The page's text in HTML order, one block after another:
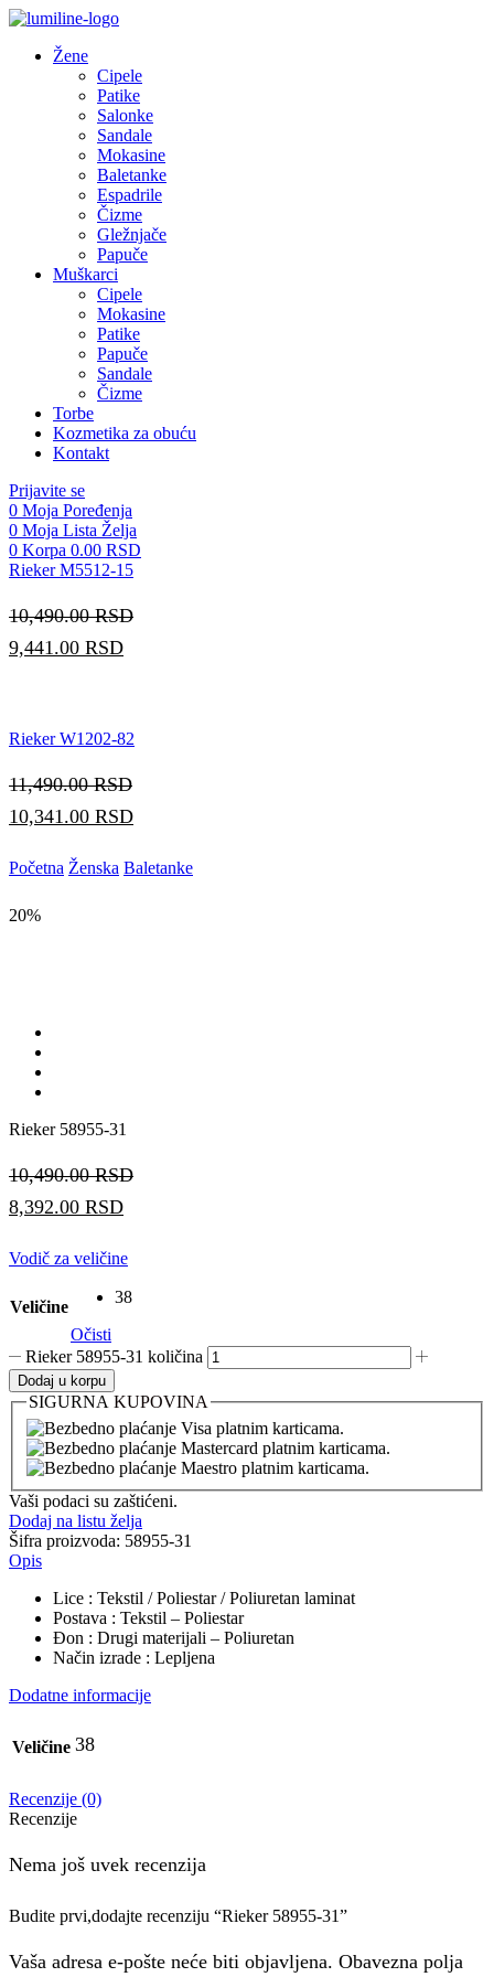
Žene
Cipele
Patike
Salonke
Sandale
Mokasine
Baletanke
Espadrile
Čizme
Gležnjače
Papuče
Muškarci
Cipele
Mokasine
Patike
Papuče
Sandale
Čizme
Torbe
Kozmetika za obuću
Kontakt
Prijavite se
0 Moja Poređenja
0 Moja Lista Želja
0 Korpa 0.00 RSD
Rieker M5512-15
10,490.00RSD
9,441.00 RSD
Rieker W1202-82
11,490.00RSD
10,341.00 RSD
Početna Ženska Baletanke
20%
Rieker 58955-31
10,490.00RSD
8,392.00 RSD
Vodič za veličine
Veličine
38
Očisti
Rieker 58955-31 količina
Dodaj u korpu
SIGURNA KUPOVINA
Vaši podaci su zaštićeni.
Dodaj na listu želja
Šifra proizvoda: 58955-31
Opis
Lice : Tekstil / Poliestar / Poliuretan laminat
Postava : Tekstil – Poliestar
Đon : Drugi materijali – Poliuretan
Način izrade : Lepljena
Dodatne informacije
Veličine 38
Recenzije (0)
Recenzije
Nema još uvek recenzija
Budite prvi,dodajte recenziju “Rieker 58955-31”
Vaša adresa e-pošte neće biti objavljena. Obavezna polja